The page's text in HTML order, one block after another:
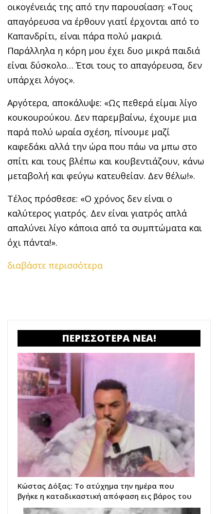
οικογένειάς της από την παρουσίαση: «Τους
απαγόρευσα να έρθουν γιατί έρχονται από το
Καπανδρίτι, είναι πάρα πολύ μακριά.
Παράλληλα η κόρη μου έχει δυο μικρά παιδιά
είναι δύσκολο… Έτσι τους το απαγόρευσα, δεν
υπάρχει λόγος».
Αργότερα, αποκάλυψε: «Ως πεθερά είμαι λίγο
κουκουρούκου. Δεν παρεμβαίνω, έχουμε μια
παρά πολύ ωραία σχέση, πίνουμε μαζί
καφεδάκι αλλά την ώρα που πάω να μπω στο
σπίτι και τους βλέπω και κουβεντιάζουν, κάνω
μεταβολή και φεύγω κατευθείαν. Δεν θέλω!».
Τέλος πρόσθεσε: «Ο χρόνος δεν είναι ο
καλύτερος γιατρός. Δεν είναι γιατρός απλά
απαλύνει λίγο κάποια από τα συμπτώματα και
όχι πάντα!».
διαβάστε περισσότερα
ΠΕΡΙΣΣΟΤΕΡΑ ΝΕΑ!
Κώστας Δόξας: Το ατύχημα την ημέρα που
βγήκε η καταδικαστική απόφαση εις βάρος του